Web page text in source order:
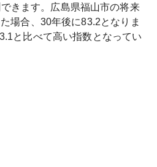
きます。 広島県福山市の将来
場合、30年後に83.2となりま
と比べて高い指数となってい